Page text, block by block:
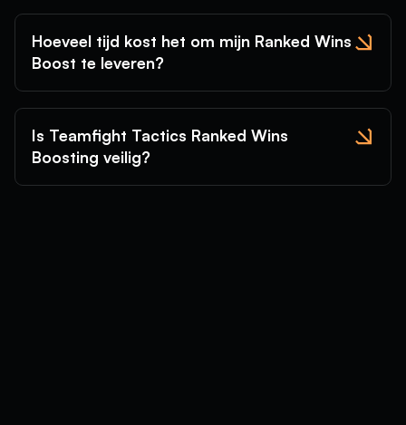
Hoeveel tijd kost het om mijn Ranked Wins
Boost te leveren?
Is Teamfight Tactics Ranked Wins
Boosting veilig?